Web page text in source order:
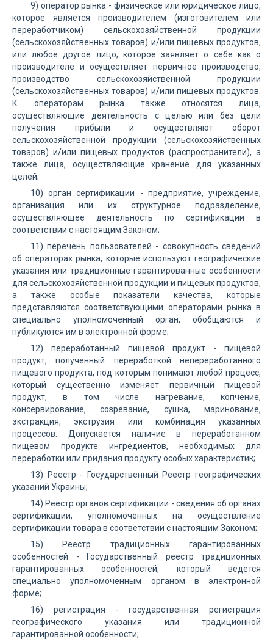
9) оператор рынка - физическое или юридическое лицо,
которое является производителем (изготовителем или
переработчиком) сельскохозяйственной продукции
(сельскохозяйственных товаров) и/или пищевых продуктов,
или любое другое лицо, которое заявляет о себе как о
производителе и осуществляет первичное производство,
производство сельскохозяйственной продукции
(сельскохозяйственных товаров) и/или пищевых продуктов.
К операторам рынка также относятся лица,
осуществляющие деятельность с целью или без цели
получения прибыли и осуществляют оборот
сельскохозяйственной продукции (сельскохозяйственных
товаров) и/или пищевых продуктов (распространители), а
также лица, осуществляющие хранение для указанных
целей;
10) орган сертификации - предприятие, учреждение,
организация или их структурное подразделение,
осуществляющее деятельность по сертификации в
соответствии с настоящим Законом;
11) перечень пользователей - совокупность сведений
об операторах рынка, которые используют географические
указания или традиционные гарантированные особенности
для сельскохозяйственной продукции и пищевых продуктов,
а также особые показатели качества, которые
представляются соответствующими операторами рынка в
специально уполномоченный орган, обобщаются и
публикуются им в электронной форме;
12) переработанный пищевой продукт - пищевой
продукт, полученный переработкой непереработанного
пищевого продукта, под которым понимают любой процесс,
который существенно изменяет первичный пищевой
продукт, в том числе нагревание, копчение,
консервирование, созревание, сушка, маринование,
экстракция, экструзия или комбинация указанных
процессов. Допускается наличие в переработанном
пищевом продукте ингредиентов, необходимых для
переработки или придания продукту особых характеристик;
13) Реестр - Государственный Реестр географических
указаний Украины;
14) Реестр органов сертификации - сведения об органах
сертификации, уполномоченных на осуществление
сертификации товара в соответствии с настоящим Законом;
15) Реестр традиционных гарантированных
особенностей - Государственный реестр традиционных
гарантированных особенностей, который ведется
специально уполномоченным органом в электронной
форме;
16) регистрация - государственная регистрация
географического указания или традиционной
гарантированной особенности;